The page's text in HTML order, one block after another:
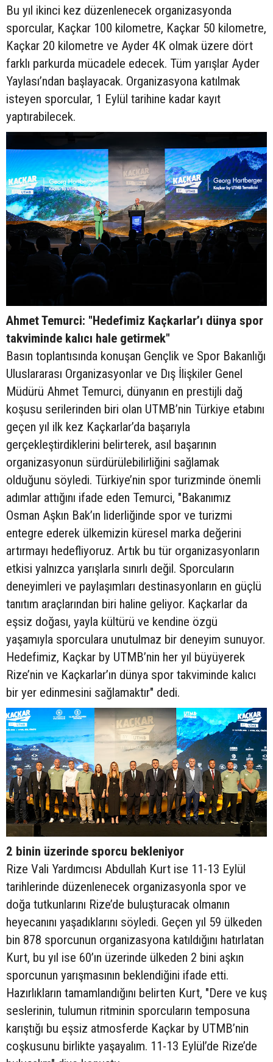
Bu yıl ikinci kez düzenlenecek organizasyonda
sporcular, Kaçkar 100 kilometre, Kaçkar 50 kilometre,
Kaçkar 20 kilometre ve Ayder 4K olmak üzere dört
farklı parkurda mücadele edecek. Tüm yarışlar Ayder
Yaylası’ndan başlayacak. Organizasyona katılmak
isteyen sporcular, 1 Eylül tarihine kadar kayıt
yaptırabilecek.
Ahmet Temurci: "Hedefimiz Kaçkarlar’ı dünya spor
takviminde kalıcı hale getirmek"
Basın toplantısında konuşan Gençlik ve Spor Bakanlığı
Uluslararası Organizasyonlar ve Dış İlişkiler Genel
Müdürü Ahmet Temurci, dünyanın en prestijli dağ
koşusu serilerinden biri olan UTMB’nin Türkiye etabını
geçen yıl ilk kez Kaçkarlar’da başarıyla
gerçekleştirdiklerini belirterek, asıl başarının
organizasyonun sürdürülebilirliğini sağlamak
olduğunu söyledi. Türkiye’nin spor turizminde önemli
adımlar attığını ifade eden Temurci, "Bakanımız
Osman Aşkın Bak’ın liderliğinde spor ve turizmi
entegre ederek ülkemizin küresel marka değerini
artırmayı hedefliyoruz. Artık bu tür organizasyonların
etkisi yalnızca yarışlarla sınırlı değil. Sporcuların
deneyimleri ve paylaşımları destinasyonların en güçlü
tanıtım araçlarından biri haline geliyor. Kaçkarlar da
eşsiz doğası, yayla kültürü ve kendine özgü
yaşamıyla sporculara unutulmaz bir deneyim sunuyor.
Hedefimiz, Kaçkar by UTMB’nin her yıl büyüyerek
Rize’nin ve Kaçkarlar’ın dünya spor takviminde kalıcı
bir yer edinmesini sağlamaktır" dedi.
2 binin üzerinde sporcu bekleniyor
Rize Vali Yardımcısı Abdullah Kurt ise 11-13 Eylül
tarihlerinde düzenlenecek organizasyonla spor ve
doğa tutkunlarını Rize’de buluşturacak olmanın
heyecanını yaşadıklarını söyledi. Geçen yıl 59 ülkeden
bin 878 sporcunun organizasyona katıldığını hatırlatan
Kurt, bu yıl ise 60’ın üzerinde ülkeden 2 bini aşkın
sporcunun yarışmasının beklendiğini ifade etti.
Hazırlıkların tamamlandığını belirten Kurt, "Dere ve kuş
seslerinin, tulumun ritminin sporcuların temposuna
karıştığı bu eşsiz atmosferde Kaçkar by UTMB’nin
coşkusunu birlikte yaşayalım. 11-13 Eylül’de Rize’de